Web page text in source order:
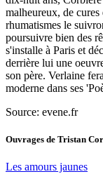
malheureux, de
rhumatismes le
poursuivre bien des
s'installe à Paris et
derrière lui une
son père. Verlaine
moderne dans ses
Source: evene.fr
Ouvrages de Tristan
Les amours jaunes